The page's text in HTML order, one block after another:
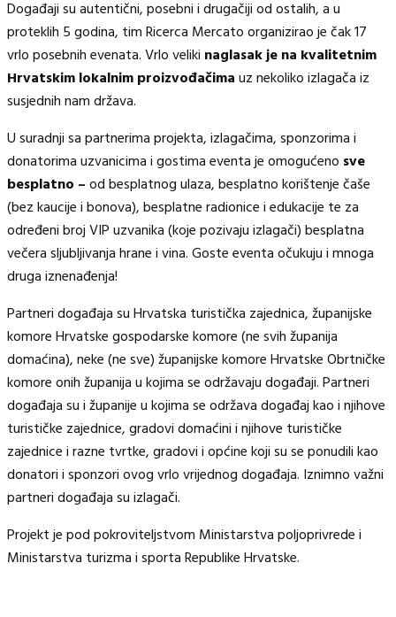
Događaji su autentični, posebni i drugačiji od ostalih, a u
proteklih 5 godina, tim Ricerca Mercato organizirao je čak 17
vrlo posebnih evenata. Vrlo veliki naglasak je na kvalitetnim
Hrvatskim lokalnim proizvođačimauz nekoliko izlagača iz
susjednih nam država.
U suradnji sa partnerima projekta, izlagačima, sponzorima i
donatorima uzvanicima i gostima eventa je omogućeno sve
besplatno –od besplatnog ulaza, besplatno korištenje čaše
(bez kaucije i bonova), besplatne radionice i edukacije te za
određeni broj VIP uzvanika (koje pozivaju izlagači) besplatna
večera sljubljivanja hrane i vina. Goste eventa očukuju i mnoga
druga iznenađenja!
Partneri događaja su Hrvatska turistička zajednica, županijske
komore Hrvatske gospodarske komore (ne svih županija
domaćina), neke (ne sve) županijske komore Hrvatske Obrtničke
komore onih županija u kojima se održavaju događaji. Partneri
događaja su i županije u kojima se održava događaj kao i njihove
turističke zajednice, gradovi domaćini i njihove turističke
zajednice i razne tvrtke, gradovi i općine koji su se ponudili kao
donatori i sponzori ovog vrlo vrijednog događaja. Iznimno važni
partneri događaja su izlagači.
Projekt je pod pokroviteljstvom Ministarstva poljoprivrede i
Ministarstva turizma i sporta Republike Hrvatske.